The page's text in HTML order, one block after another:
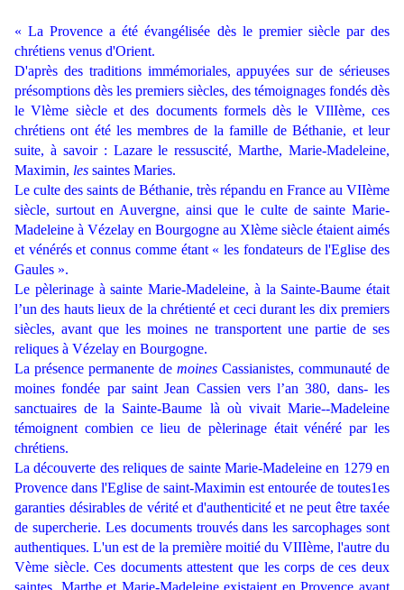
« La Provence a été évangélisée dès le premier siècle par des
chrétiens venus d'Orient.
D'après des traditions immémoriales, appuyées sur de sérieuses
présomptions dès les premiers siècles, des témoignages fondés dès
le Vlème siècle et des documents formels dès le VIlIème, ces
chrétiens ont été les membres de la famille de Béthanie, et leur
suite, à savoir : Lazare le ressuscité, Marthe, Marie-Madeleine,
Maximin, les saintes Maries.
Le culte des saints de Béthanie, très répandu en France au VIIème
siècle, surtout en Auvergne, ainsi que le culte de sainte Marie-
Madeleine à Vézelay en Bourgogne au Xlème siècle étaient aimés
et vénérés et connus comme étant « les fondateurs de l'Eglise des
Gaules ».
Le pèlerinage à sainte Marie-Madeleine, à la Sainte-Baume était
l’un des hauts lieux de la chrétienté et ceci durant les dix premiers
siècles, avant que les moines ne transportent une partie de ses
reliques à Vézelay en Bourgogne.
La présence permanente de moines Cassianistes, communauté de
moines fondée par saint Jean Cassien vers l’an 380, dans- les
sanctuaires de la Sainte-Baume là où vivait Marie--Madeleine
témoignent combien ce lieu de pèlerinage était vénéré par les
chrétiens.
La découverte des reliques de sainte Marie-Madeleine en 1279 en
Provence dans l'Eglise de saint-Maximin est entourée de toutes1es
garanties désirables de vérité et d'authenticité et ne peut être taxée
de supercherie. Les documents trouvés dans les sarcophages sont
authentiques. L'un est de la première moitié du VIIIème, l'autre du
Vème siècle. Ces documents attestent que les corps de ces deux
saintes, Marthe et Marie-Madeleine existaient en Provence avant